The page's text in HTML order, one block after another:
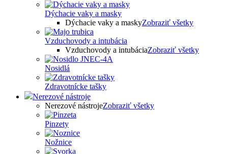
Dýchacie vaky a masky
Dýchacie vaky a maskyZobraziť všetky
Vzduchovody a intubácia
Vzduchovody a intubáciaZobraziť všetky
Nosidlá
Zdravotnícke tašky
Nerezové nástroje
Nerezové nástrojeZobraziť všetky
Pinzety
Nožnice